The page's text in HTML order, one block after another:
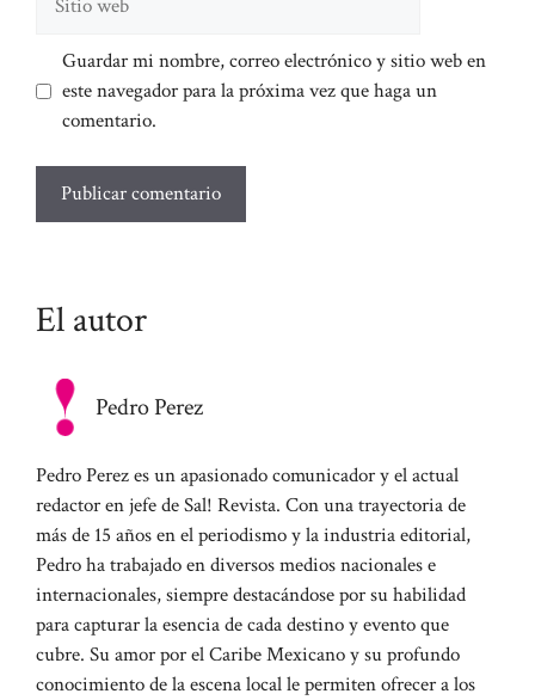
Guardar mi nombre, correo electrónico y sitio web en
este navegador para la próxima vez que haga un
comentario.
El autor
Pedro Perez
Pedro Perez es un apasionado comunicador y el actual
redactor en jefe de Sal! Revista. Con una trayectoria de
más de 15 años en el periodismo y la industria editorial,
Pedro ha trabajado en diversos medios nacionales e
internacionales, siempre destacándose por su habilidad
para capturar la esencia de cada destino y evento que
cubre. Su amor por el Caribe Mexicano y su profundo
conocimiento de la escena local le permiten ofrecer a los